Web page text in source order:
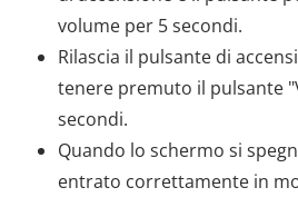
volume per 5 secondi.
Rilascia il pulsante di
tenere premuto il pulsante
secondi.
Quando lo schermo si
entrato correttamente in